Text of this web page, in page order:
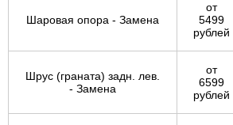
Шаровая опора - Замена
от
5499
рублей
Шрус (граната) задн. лев.
- Замена
от
6599
рублей